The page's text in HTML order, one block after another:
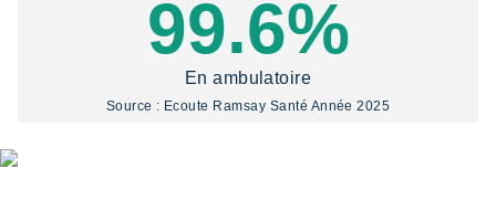
99.6%
En ambulatoire
Source : Ecoute Ramsay Santé Année 2025
HTML
La santé compte bien plus
4
délai moyen d'obtention d'un RDV pour une